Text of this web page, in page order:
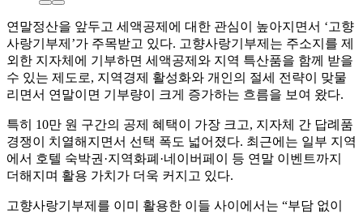
연말정산을 앞두고 세액공제에 대한 관심이 높아지면서 ‘고향
사랑기부제’가 주목받고 있다. 고향사랑기부제는 주소지를 제
외한 지자체에 기부하면 세액공제와 지역 특산품을 함께 받을
수 있는 제도로, 지역경제 활성화와 개인의 절세 전략이 맞물
리면서 연말이면 기부량이 크게 증가하는 흐름을 보여 왔다.
특히 10만 원 구간의 공제 혜택이 가장 크고, 지자체 간 답례품
경쟁이 치열해지면서 선택 폭도 넓어졌다. 최근에는 일부 지역
에서 호텔 숙박권·지역화폐·네이버페이 등 연말 이벤트까지
더해지며 활용 가치가 더욱 커지고 있다.
고향사랑기부제를 이미 활용한 이들 사이에서는 “부담 없이